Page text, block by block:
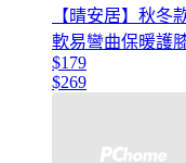
【晴安居】秋冬
軟易彎曲保暖護
$179
$269